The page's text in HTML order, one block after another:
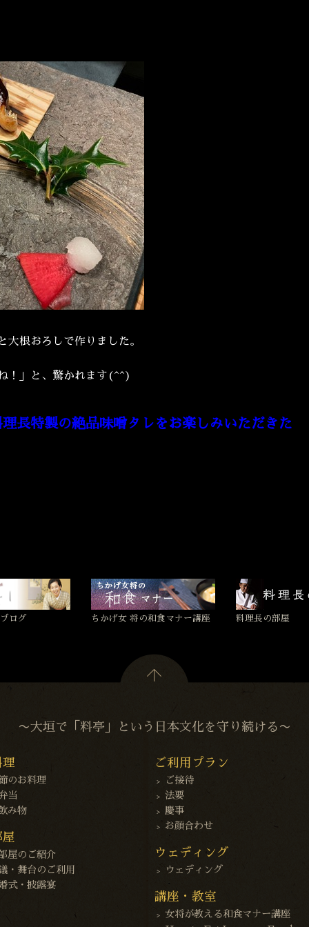
大根おろしで作りました。
！」と、驚かれます(^^)
長特製の絶品味噌タレをお楽しみいただきた
ログ ちかげ女 将の和食マナー講座 料理長の部屋
〜大垣で「料亭」という日本文化を守り続ける〜
のお料理
当
み物
屋のご紹介
・舞台のご利用
式・披露宴
ご利用プラン
ご接待
法要
慶事
お顔合わせ
ウェディング
ウェディング
講座・教室
女将が教える和食マナー講座